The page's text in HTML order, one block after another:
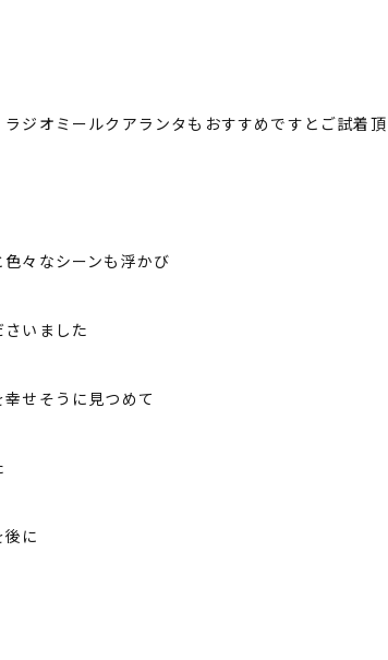
ジオミールクアランタもおすすめですとご試着
々なシーンも浮かび
いました
せそうに見つめて
に